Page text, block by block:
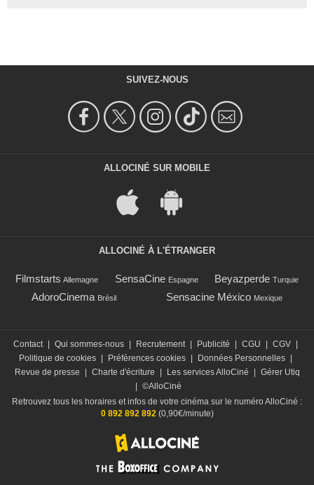
SUIVEZ-NOUS
ALLOCINÉ SUR MOBILE
ALLOCINÉ À L'ÉTRANGER
Filmstarts Allemagne SensaCine Espagne Beyazperde Turquie
AdoroCinema Brésil Sensacine México Mexique
Contact Qui sommes-nous Recrutement Publicité CGU CGV
Politique de cookies
Préférences cookies Données Personnelles
Revue de presse
Charte d'écriture Les services AlloCiné
Gérer Utiq
©AlloCiné
Retrouvez tous les horaires et infos de votre cinéma sur le numéro AlloCiné :
0 892 892 892(0,90€/minute)